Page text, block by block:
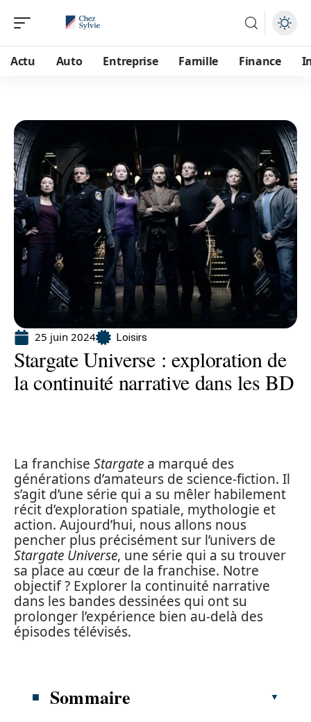
Actu Auto Entreprise Famille Finance
25 juin 2024 Loisirs
Stargate Universe : exploration de
la continuité narrative dans les BD
La franchise Stargate a marqué des
générations d’amateurs de science-fiction. Il
s’agit d’une série qui a su mêler habilement
récit d’exploration spatiale, mythologie et
action. Aujourd’hui, nous allons nous
pencher plus précisément sur l’univers de
Stargate Universe, une série qui a su trouver
sa place au cœur de la franchise. Notre
objectif ? Explorer la continuité narrative
dans les bandes dessinées qui ont su
prolonger l’expérience bien au-delà des
épisodes télévisés.
Sommaire